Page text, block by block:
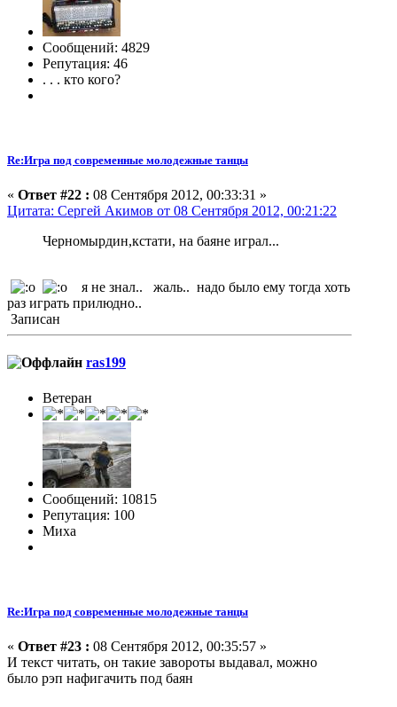
Сообщений: 4829
Репутация: 46
. . . кто кого?
Re:Игра под современные молодежные танцы
« Ответ #22 : 08 Сентября 2012, 00:33:31 »
Цитата: Сергей Акимов от 08 Сентября 2012, 00:21:22
Черномырдин,кстати, на баяне играл...
я не знал.. жаль.. надо было ему тогда хоть
раз играть прилюдно..
Записан
ras199
Ветеран
Сообщений: 10815
Репутация: 100
Миха
Re:Игра под современные молодежные танцы
« Ответ #23 : 08 Сентября 2012, 00:35:57 »
И текст читать, он такие завороты выдавал, можно
было рэп нафигачить под баян